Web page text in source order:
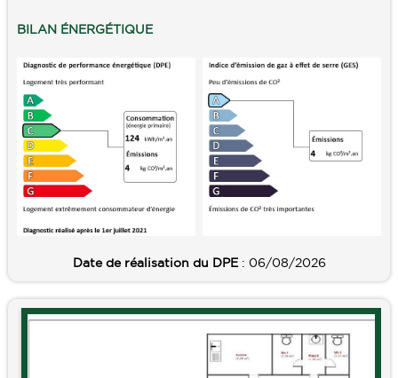
BILAN ÉNERGÉTIQUE
Date de réalisation du DPE: 06/08/2026